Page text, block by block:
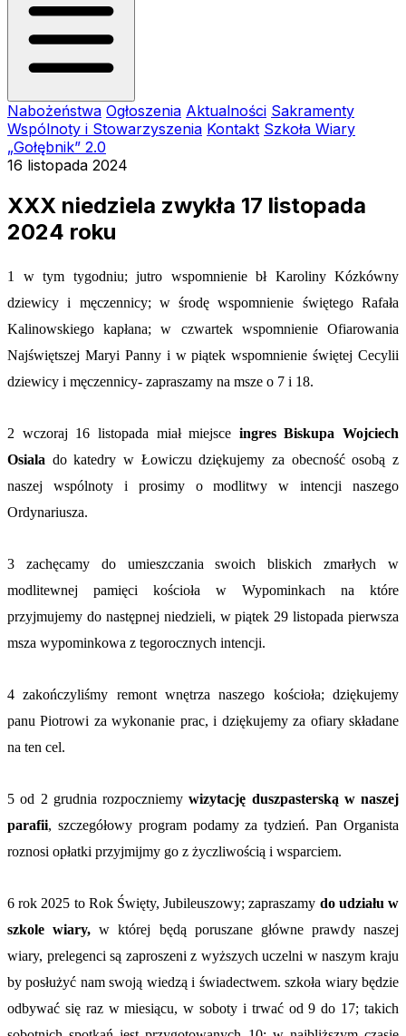
Nabożeństwa Ogłoszenia Aktualności Sakramenty
Wspólnoty i Stowarzyszenia Kontakt Szkoła Wiary
„Gołębnik” 2.0
16 listopada 2024
XXX niedziela zwykła 17 listopada
2024 roku
1 w tym tygodniu; jutro wspomnienie bł Karoliny Kózkówny
dziewicy i męczennicy; w środę wspomnienie świętego Rafała
Kalinowskiego kapłana; w czwartek wspomnienie Ofiarowania
Najświętszej Maryi Panny i w piątek wspomnienie świętej Cecylii
dziewicy i męczennicy- zapraszamy na msze o 7 i 18.
2 wczoraj 16 listopada miał miejsce ingres Biskupa Wojciech
Osiala do katedry w Łowiczu dziękujemy za obecność osobą z
naszej wspólnoty i prosimy o modlitwy w intencji naszego
Ordynariusza.
3 zachęcamy do umieszczania swoich bliskich zmarłych w
modlitewnej pamięci kościoła w Wypominkach na które
przyjmujemy do następnej niedzieli, w piątek 29 listopada pierwsza
msza wypominkowa z tegorocznych intencji.
4 zakończyliśmy remont wnętrza naszego kościoła; dziękujemy
panu Piotrowi za wykonanie prac, i dziękujemy za ofiary składane
na ten cel.
5 od 2 grudnia rozpoczniemywizytację duszpasterską w naszej
parafii, szczegółowy program podamy za tydzień. Pan Organista
roznosi opłatki przyjmijmy go z życzliwością i wsparciem.
6 rok 2025 to Rok Święty, Jubileuszowy; zapraszamy do udziału w
szkole wiary, w której będą poruszane główne prawdy naszej
wiary, prelegenci są zaproszeni z wyższych uczelni w naszym kraju
by posłużyć nam swoją wiedzą i świadectwem. szkoła wiary będzie
odbywać się raz w miesiącu, w soboty i trwać od 9 do 17; takich